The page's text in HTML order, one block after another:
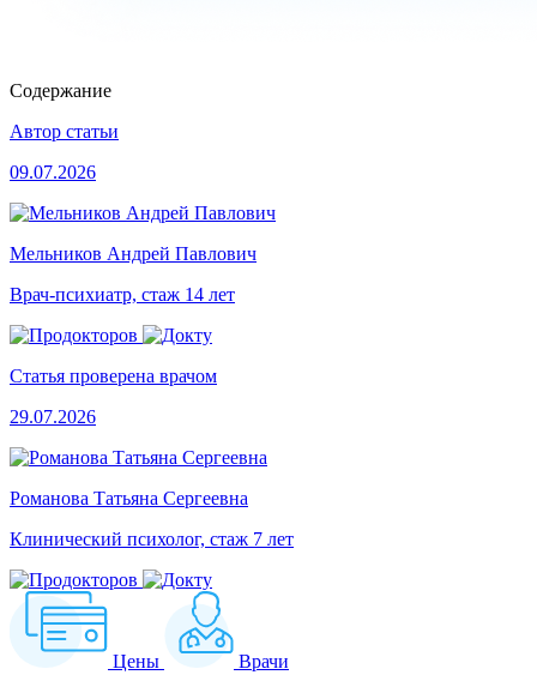
Содержание
Автор статьи
09.07.2026
Мельников Андрей Павлович
Врач-психиатр, стаж 14 лет
Статья проверена врачом
29.07.2026
Романова Татьяна Сергеевна
Клинический психолог, стаж 7 лет
Цены Врачи